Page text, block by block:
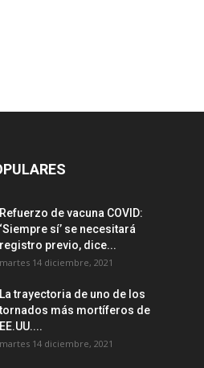
Refuerzo de vacuna COVID:
‘Siempre sí’ se necesitará
registro previo, dice...
martes 14 diciembre, 2021
La trayectoria de uno de los
tornados más mortíferos de
EE.UU....
martes 14 diciembre, 2021